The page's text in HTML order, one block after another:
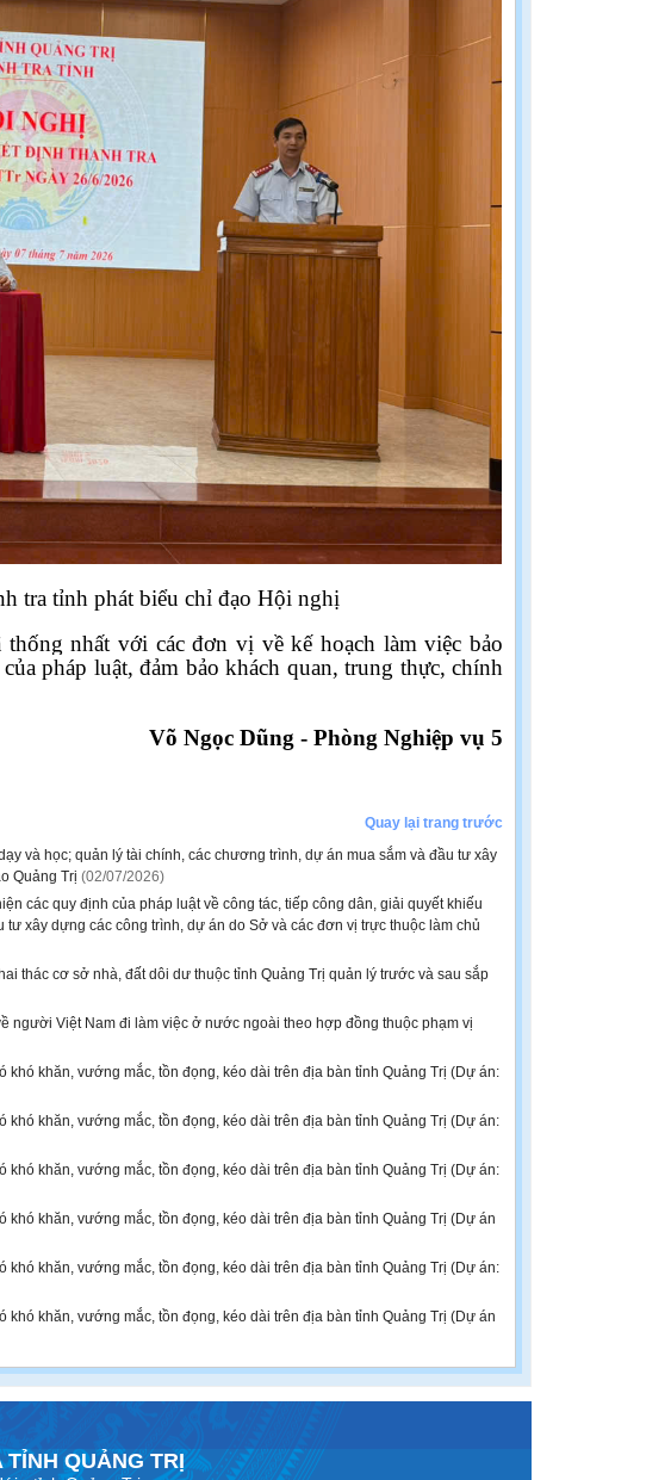
tra tỉnh phát biểu chỉ đạo Hội nghị
nhất với các đơn vị về kế hoạch làm việc bảo
pháp luật, đảm bảo khách quan, trung thực, chính
Võ Ngọc Dũng - Phòng Nghiệp vụ 5
Quay lại trang trước
và học; quản lý tài chính, các chương trình, dự án mua sắm và đầu tư xây
Quảng Trị (02/07/2026)
các quy định của pháp luật về công tác, tiếp công dân, giải quyết khiếu
xây dựng các công trình, dự án do Sở và các đơn vị trực thuộc làm chủ
thác cơ sở nhà, đất dôi dư thuộc tỉnh Quảng Trị quản lý trước và sau sắp
người Việt Nam đi làm việc ở nước ngoài theo hợp đồng thuộc phạm vị
khăn, vướng mắc, tồn đọng, kéo dài trên địa bàn tỉnh Quảng Trị (Dự án:
khăn, vướng mắc, tồn đọng, kéo dài trên địa bàn tỉnh Quảng Trị (Dự án:
khăn, vướng mắc, tồn đọng, kéo dài trên địa bàn tỉnh Quảng Trị (Dự án:
khăn, vướng mắc, tồn đọng, kéo dài trên địa bàn tỉnh Quảng Trị (Dự án
khăn, vướng mắc, tồn đọng, kéo dài trên địa bàn tỉnh Quảng Trị (Dự án:
khăn, vướng mắc, tồn đọng, kéo dài trên địa bàn tỉnh Quảng Trị (Dự án
QUẢNG TRỊ